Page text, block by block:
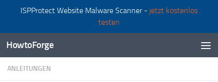
ISPProtect Website Malware Scanner - jetzt kostenlos
testen
Zum Inhalt springen
HowtoForge
ANLEITUNGEN